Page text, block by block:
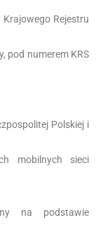
Rejestru
pod numerem KRS
Polskiej i
mobilnych sieci
na podstawie